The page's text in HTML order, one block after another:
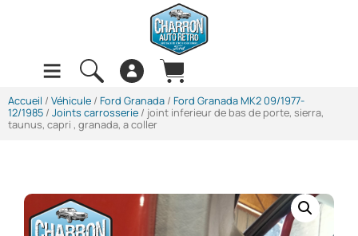
Accueil / Véhicule / Ford Granada / Ford Granada MK2 09/1977-
12/1985 / Joints carrosserie / joint inferieur de bas de porte, sierra,
taunus, capri , granada, a coller